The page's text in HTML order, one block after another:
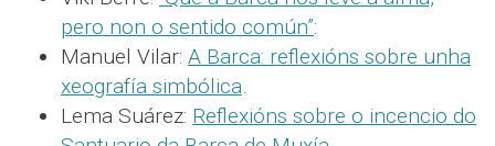
pero non o sentido común”:
Manuel Vilar: A Barca: reflexións sobre unha
xeografía simbólica.
Lema Suárez: Reflexións sobre o incencio do